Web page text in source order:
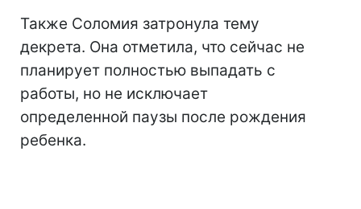
Также Соломия затронула тему
декрета. Она отметила, что сейчас не
планирует полностью выпадать с
работы, но не исключает
определенной паузы после рождения
ребенка.